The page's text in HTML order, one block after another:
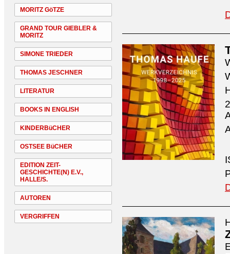
MORITZ GöTZE
GRAND TOUR GIEBLER &
MORITZ
SIMONE TRIEDER
THOMAS JESCHNER
LITERATUR
BOOKS IN ENGLISH
KINDERBüCHER
OSTSEE BüCHER
EDITION ZEIT-
GESCHICHTE(N) E.V.,
HALLE/S.
AUTOREN
VERGRIFFEN